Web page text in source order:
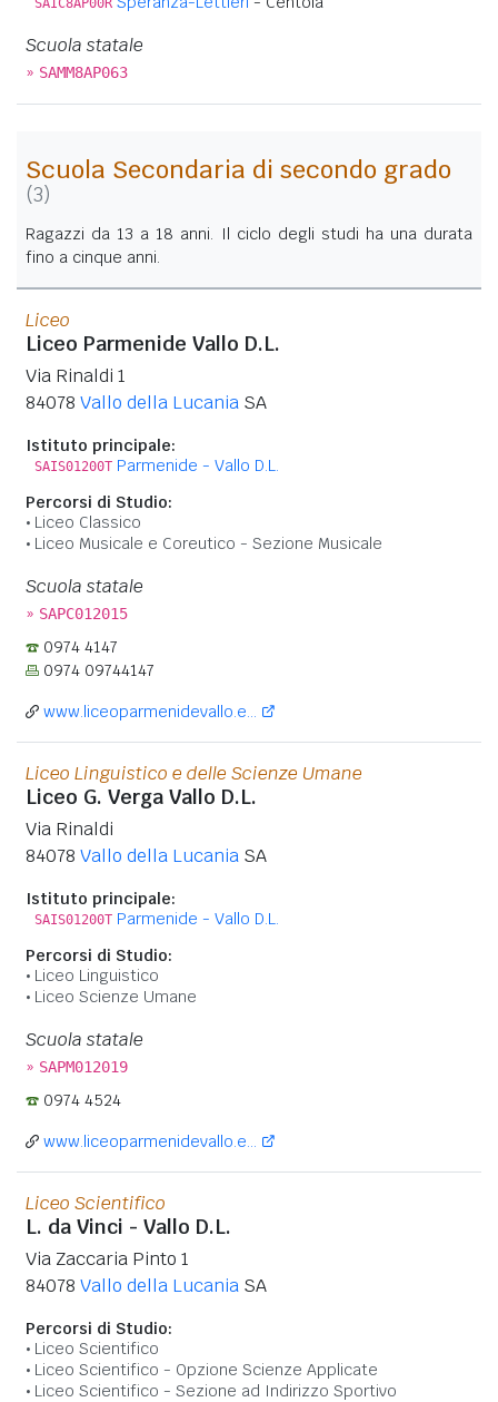
Scuola statale
» SAMM8AP063
Scuola Secondaria di secondo grado
(3)
Ragazzi da 13 a 18 anni. Il ciclo degli studi ha una durata
fino a cinque anni.
Liceo
Liceo Parmenide Vallo D.L.
Via Rinaldi 1
84078 Vallo della Lucania SA
Istituto principale:
SAIS01200T Parmenide - Vallo D.L.
Percorsi di Studio:
Liceo Classico
Liceo Musicale e Coreutico - Sezione Musicale
Scuola statale
» SAPC012015
0974 4147
0974 09744147
www.liceoparmenidevallo.e...
Liceo Linguistico e delle Scienze Umane
Liceo G. Verga Vallo D.L.
Via Rinaldi
84078 Vallo della Lucania SA
Istituto principale:
SAIS01200T Parmenide - Vallo D.L.
Percorsi di Studio:
Liceo Linguistico
Liceo Scienze Umane
Scuola statale
» SAPM012019
0974 4524
www.liceoparmenidevallo.e...
Liceo Scientifico
L. da Vinci - Vallo D.L.
Via Zaccaria Pinto 1
84078 Vallo della Lucania SA
Percorsi di Studio:
Liceo Scientifico
Liceo Scientifico - Opzione Scienze Applicate
Liceo Scientifico - Sezione ad Indirizzo Sportivo